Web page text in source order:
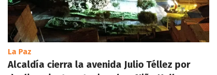
La Paz
Alcaldía cierra la avenida Julio Téllez por